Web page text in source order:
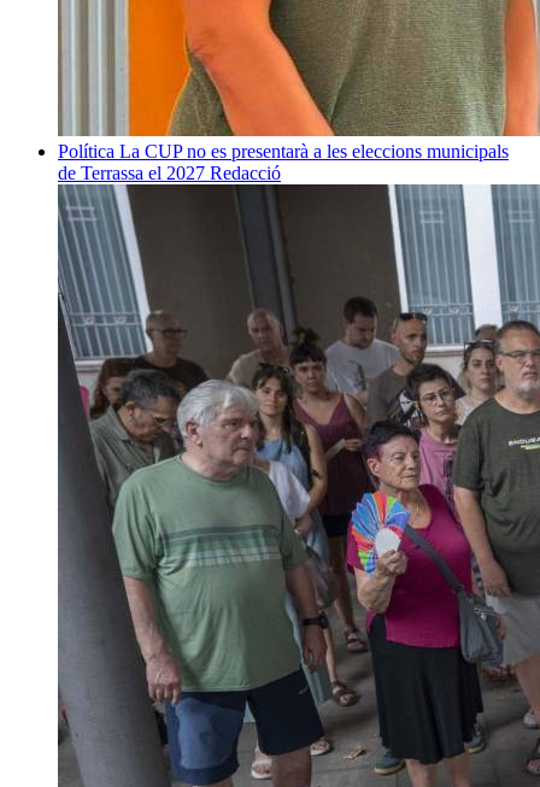
Política La CUP no es presentarà a les eleccions municipals
de Terrassa el 2027 Redacció